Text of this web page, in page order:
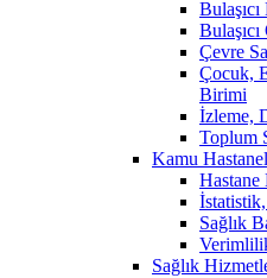
Çevre
Çocuk,
Birimi
İzleme,
Toplum
Kamu
Sağlık
Sağlık